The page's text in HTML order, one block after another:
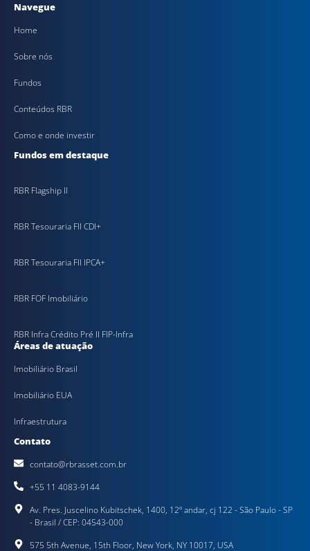
Navegue
Home
Sobre nós
Fundos
Conteúdos RBR
Como e onde investir
Fundos em destaque
RBR Flagship II
RBR Tesouraria FII CDI+
RBR Tesouraria FII IPCA+
RBR FOF Imobiliário
RBR Infra Crédito Pré II FIP-Infra
Áreas de atuação
Imobiliário Brasil
Imobiliário EUA
Infraestrutura
Contato
contato@rbrasset.com.br
+55 11 4083-9144
Av. Pres. Juscelino Kubitschek, 1400, 12º andar, cj 122 - São Paulo - SP
- Brasil / CEP: 04543-000
575 5th Avenue, 15th Floor, New York, NY 10017, USA